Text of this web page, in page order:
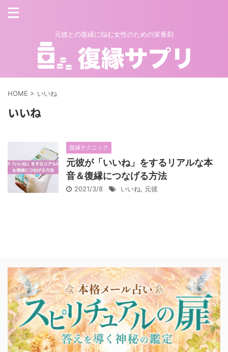
元彼との復縁に悩む女性のための栄養剤
HOME > いいね
いいね
復縁テクニック
元彼が「いいね」をするリアルな本
音＆復縁につなげる方法
2021/3/8 いいね, 元彼